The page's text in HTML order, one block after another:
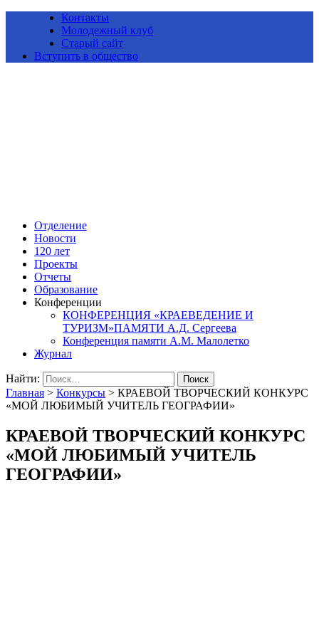
Контакты
Молодежный клуб
Старый сайт
Вступить в общество
Отделение
Новости
120 лет
Проекты
Отчеты
Образование
Конференции
КОНФЕРЕНЦИЯ «КРАЕВЕДЕНИЕ И
ТУРИЗМ»ПАМЯТИ А.Д. Сергеева
Конференция памяти А.М. Малолетко
Журнал
Найти:
Главная > Конкурсы > КРАЕВОЙ ТВОРЧЕСКИЙ КОНКУРС
«МОЙ ЛЮБИМЫЙ УЧИТЕЛЬ ГЕОГРАФИИ»
КРАЕВОЙ ТВОРЧЕСКИЙ КОНКУРС
«МОЙ ЛЮБИМЫЙ УЧИТЕЛЬ
ГЕОГРАФИИ»